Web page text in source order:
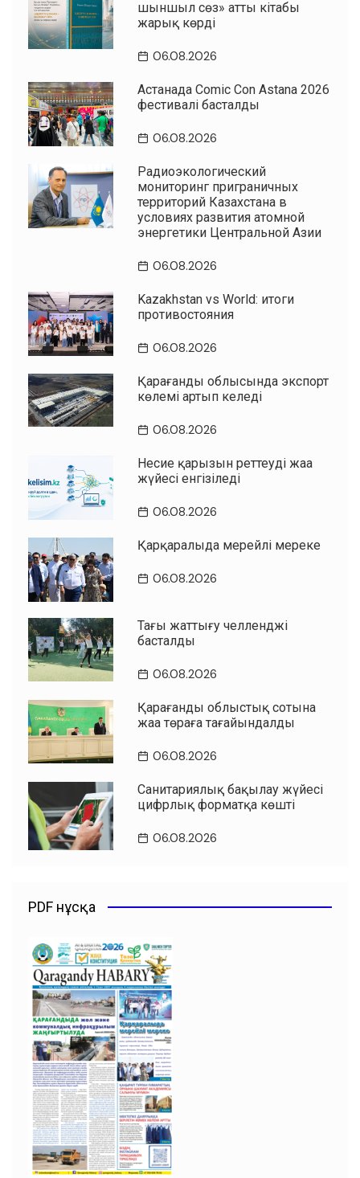
шыншыл сөз» атты кітабы
жарық көрді
06.08.2026
Астанада Comic Con Astana 2026
фестивалі басталды
06.08.2026
Радиоэкологический
мониторинг приграничных
территорий Казахстана в
условиях развития атомной
энергетики Центральной Азии
06.08.2026
Kazakhstan vs World: итоги
противостояния
06.08.2026
Қарағанды облысында экспорт
көлемі артып келеді
06.08.2026
Несие қарызын реттеудің жаңа
жүйесі енгізіледі
06.08.2026
Қарқаралыда мерейлі мереке
06.08.2026
Таңғы жаттығу челленджі
басталды
06.08.2026
Қарағанды облыстық сотына
жаңа төраға тағайындалды
06.08.2026
Санитариялық бақылау жүйесі
цифрлық форматқа көшті
06.08.2026
PDF нұсқа